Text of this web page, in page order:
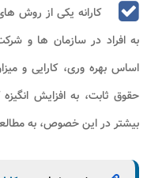
کارانه یکی از روش
به افراد در سازمان ها و
اساس بهره وری، کارایی و
حقوق ثابت، به افزایش
بیشتر در این خصوص، به مطالعه